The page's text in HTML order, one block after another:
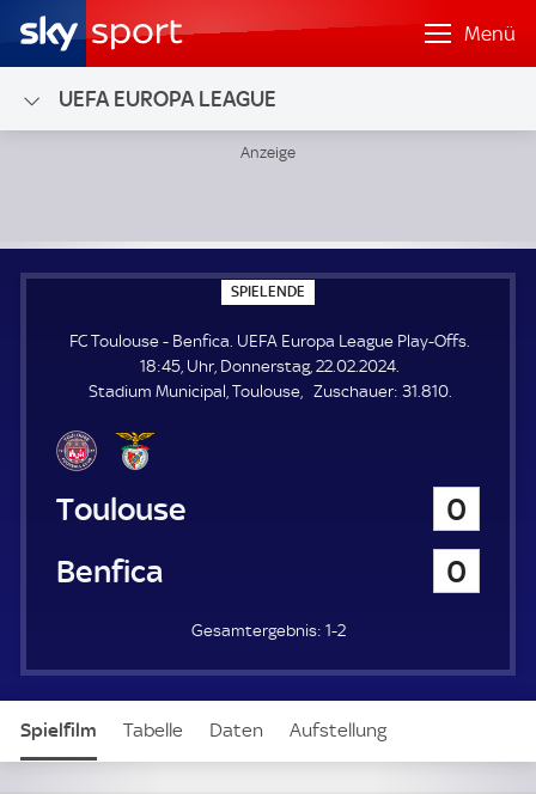
Menü
UEFA EUROPA LEAGUE
SPIELENDE
P
E
E
N
FC Toulouse - Benfica. UEFA Europa League Play-Offs.
18:45, Uhr, Donnerstag, 22.02.2024.
Stadium Municipal, Toulouse
Zuschauer: Z
31.810.
FC Toulouse
0
Benfica
0
1-2
Spielfilm Tabelle Daten Aufstellung